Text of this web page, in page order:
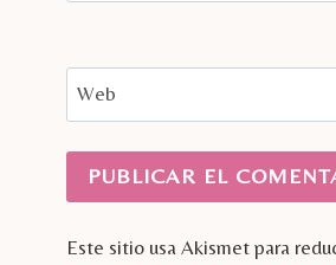
Web
Este sitio usa Akismet para